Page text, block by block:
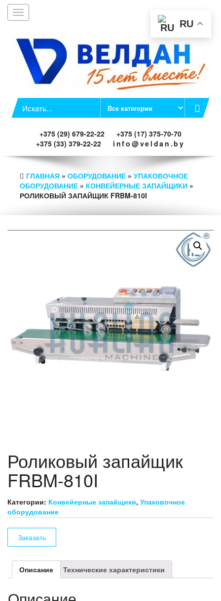
+375 (29) 679-22-22
+375 (17) 375-70-70
+375 (33) 379-22-22
info@veldan.by
Toggle
navigation
ГЛАВНАЯ » ОБОРУДОВАНИЕ » УПАКОВОЧНОЕ
ОБОРУДОВАНИЕ » КОНВЕЙЕРНЫЕ ЗАПАЙЩИКИ »
РОЛИКОВЫЙ ЗАПАЙЩИК FRBM-810I
Роликовый запайщик
FRBM-810I
Категории: Конвейерные запайщики, Упаковочное
оборудование
Заказать
Описание Технические характеристики
RU